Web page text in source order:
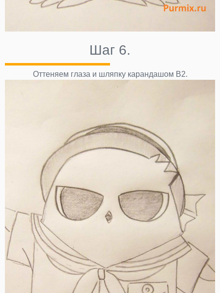
Шаг 6.
Оттеняем глаза и шляпку карандашом В2.